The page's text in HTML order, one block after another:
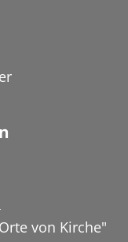
von Kirche"